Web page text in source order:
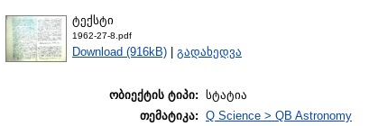
ტექსტი
1962-27-8.pdf
Download (916kB) | გადახედვა
ობიექტის ტიპი: სტატია
თემატიკა: Q Science > QB Astronomy